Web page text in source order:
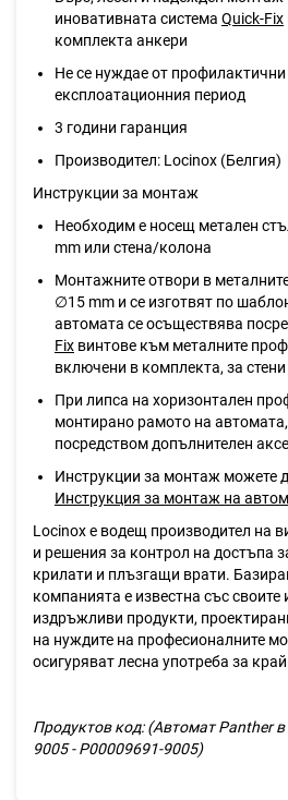
иновативната система Quick-Fix
комплекта анкери
Не се нуждае от
експлоатационния период
3 години гаранция
Производител: Locinox (Белгия)
Инструкции за монтаж
Необходим е носещ метален
mm или стена/колона
Монтажните отвори в
∅15 mm и се изготвят по
автомата се осъществява
Fix винтове към металните
включени в комплекта, за
При липса на хоризонтален
монтирано рамото на
посредством допълнителен
Инструкции за монтаж можете
Инструкция за монтаж на
Locinox е водещ производител на
и решения за контрол на достъпа
крилати и плъзгащи врати.
компанията е известна със своите
издръжливи продукти,
на нуждите на професионалните
осигуряват лесна употреба за
Продуктов код: (Автомат Panther в
9005 - P00009691-9005)